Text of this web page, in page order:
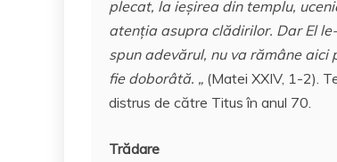
plecat, la ieşirea din templu,
atenţia asupra clădirilor. Dar El
spun adevărul, nu va rămâne
fie doborâtă. „ (Matei XXIV, 1-2).
distrus de către Titus în anul 70.
Trădare